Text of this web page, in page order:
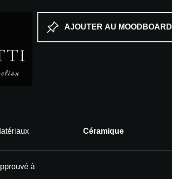
AJOUTER AU MOODBOARD
Céramique
à